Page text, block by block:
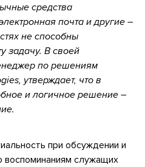
средства
почта и другие –
не способны
задачу. В своей
по решениям
утверждает, что в
и логичное решение –
при обсуждении и
воспоминаниям служащих